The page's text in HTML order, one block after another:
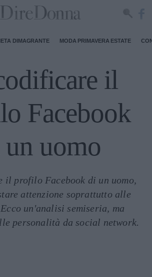
DIMAGRANTE MODA PRIMAVERA ESTATE
il
Facebook
uomo
il profilo Facebook di un uomo,
attenzione soprattutto alle
un'analisi semiseria, ma
personalità da social network.